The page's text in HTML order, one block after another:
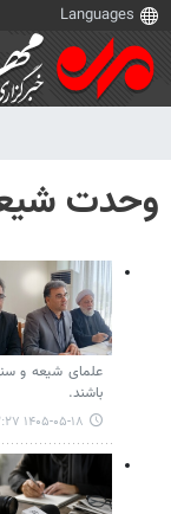
وحدت
علمای شیعه و
باشند.
۱۴۰۵-۰۵-۱۸ ۲۲:۲۷